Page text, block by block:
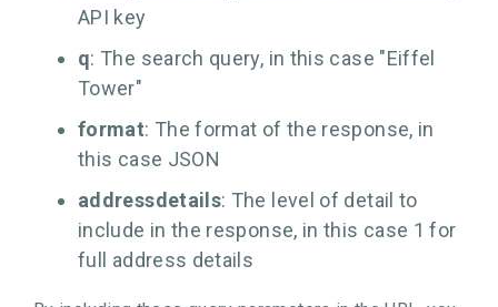
API key
q: The search query, in this case "Eiffel
Tower"
format: The format of the response, in
this case JSON
addressdetails: The level of detail to
include in the response, in this case 1 for
full address details